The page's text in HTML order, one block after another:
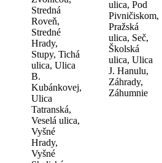
Stredná
Roveň,
Stredné
Hrady,
Stupy, Tichá
ulica, Ulica
B.
Kubánkovej,
Ulica
Tatranská,
Veselá ulica,
Vyšné
Hrady,
Vyšné
ulica, Pod
Pivničiskom,
Pražská
ulica, Seč,
Školská
ulica, Ulica
J. Hanulu,
Záhrady,
Záhumnie